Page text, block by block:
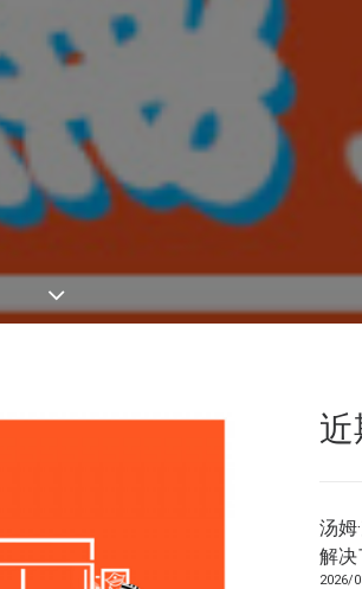
汤姆
解决
2026/